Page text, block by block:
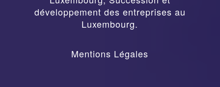
développement des entreprises au
Luxembourg.
Mentions Légales